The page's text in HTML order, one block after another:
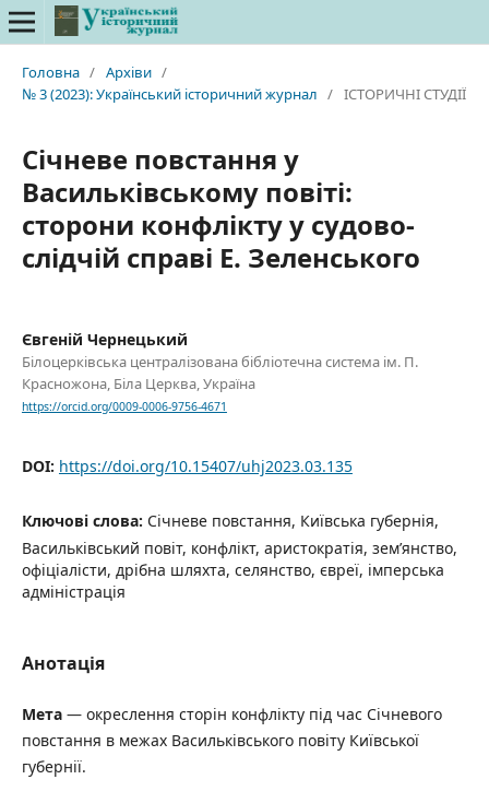
Головна / Архіви /
№ 3 (2023): Український історичний журнал / ІСТОРИЧНІ СТУДІЇ
Січневе повстання у
Васильківському повіті:
сторони конфлікту у судово-
слідчій справі Е. Зеленського
Євгеній Чернецький
Білоцерківська централізована бібліотечна система ім. П.
Красножона, Біла Церква, Україна
https://orcid.org/0009-0006-9756-4671
DOI: https://doi.org/10.15407/uhj2023.03.135
Ключові слова: Січневе повстання, Київська губернія,
Васильківський повіт, конфлікт, аристократія, зем’янство,
офіціалісти, дрібна шляхта, селянство, євреї, імперська
адміністрація
Анотація
Мета— окреслення сторін конфлікту під час Січневого
повстання в межах Васильківського повіту Київської
губернії.